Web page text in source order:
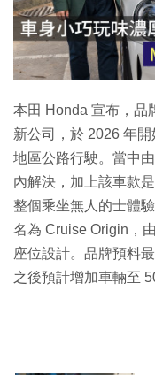
本田 Honda 宣布，品
新公司，於 2026 年
地區公路行駛。當中
內解決，加上該車款
整個乘坐無人的士體
名為 Cruise Origin，
座位設計。品牌預料
之後預計增加車輛至